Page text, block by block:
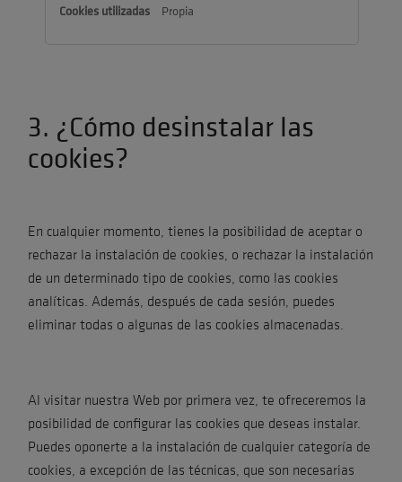
Propia
3. ¿Cómo desinstalar las
cookies?
En cualquier momento, tienes la posibilidad de aceptar o
rechazar la instalación de cookies, o rechazar la instalación
de un determinado tipo de cookies, como las cookies
analíticas. Además, después de cada sesión, puedes
eliminar todas o algunas de las cookies almacenadas.
Al visitar nuestra Web por primera vez, te ofreceremos la
posibilidad de configurar las cookies que deseas instalar.
Puedes oponerte a la instalación de cualquier categoría de
cookies, a excepción de las técnicas, que son necesarias